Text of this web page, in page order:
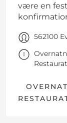
være en
562100